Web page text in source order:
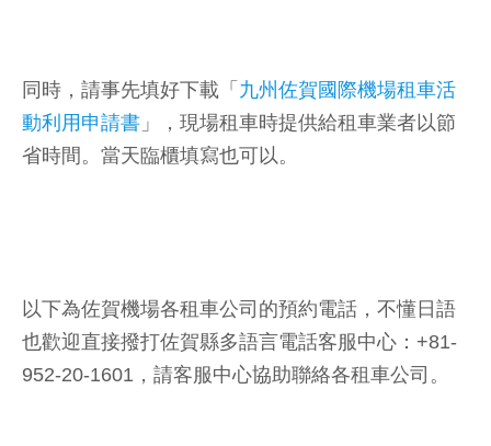
同時，請事先填好下載「 九州佐賀國際機場租車活
動利用申請書 」，現場租車時提供給租車業者以節
省時間。當天臨櫃填寫也可以。
以下為佐賀機場各租車公司的預約電話，不懂日語
也歡迎直接撥打佐賀縣多語言電話客服中心：+81-
952-20-1601，請客服中心協助聯絡各租車公司。